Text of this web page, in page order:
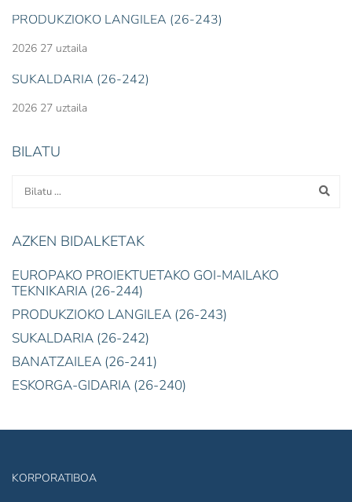
PRODUKZIOKO LANGILEA (26-243)
2026 27 uztaila
SUKALDARIA (26-242)
2026 27 uztaila
BILATU
AZKEN BIDALKETAK
EUROPAKO PROIEKTUETAKO GOI-MAILAKO
TEKNIKARIA (26-244)
PRODUKZIOKO LANGILEA (26-243)
SUKALDARIA (26-242)
BANATZAILEA (26-241)
ESKORGA-GIDARIA (26-240)
KORPORATIBOA